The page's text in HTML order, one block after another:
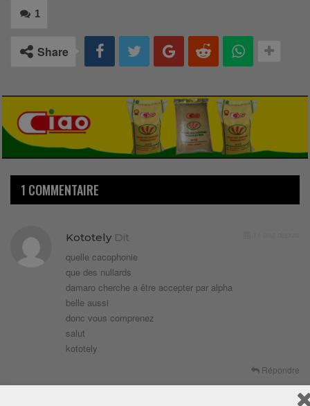
1
Share
1 COMMENTAIRE
Kototely Dit
quelle cacophonie
que des nullards
damaro cherche a être accepter par alpha
belle aussi
donc vous comprenez
salut
kototely
Répondre